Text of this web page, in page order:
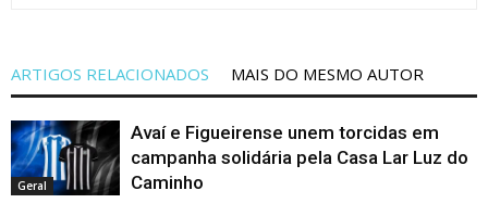
ARTIGOS RELACIONADOS MAIS DO MESMO AUTOR
Geral
Avaí e Figueirense unem torcidas em
campanha solidária pela Casa Lar Luz do
Caminho